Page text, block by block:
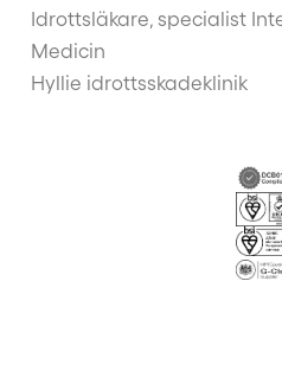
Idrottsläkare, specialist
Medicin
Hyllie idrottsskadeklinik